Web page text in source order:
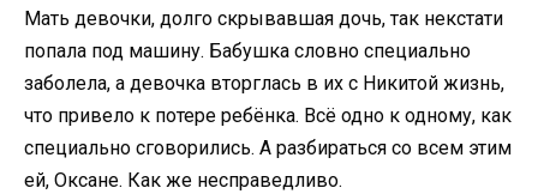
Мать девочки, долго скрывавшая дочь, так некстати
попала под машину. Бабушка словно специально
заболела, а девочка вторглась в их с Никитой жизнь,
что привело к потере ребёнка. Всё одно к одному, как
специально сговорились. А разбираться со всем этим
ей, Оксане. Как же несправедливо.